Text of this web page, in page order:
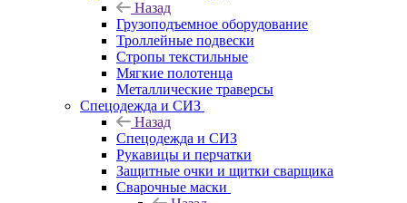
Назад
Грузоподъемное оборудование
Троллейные подвески
Стропы текстильные
Мягкие полотенца
Металлические траверсы
Спецодежда и СИЗ
Назад
Спецодежда и СИЗ
Рукавицы и перчатки
Защитные очки и щитки сварщика
Сварочные маски